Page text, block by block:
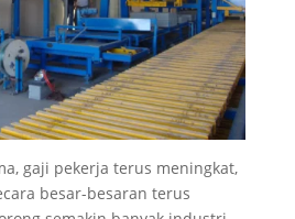
gaji pekerja terus meningkat,
besar-besaran terus